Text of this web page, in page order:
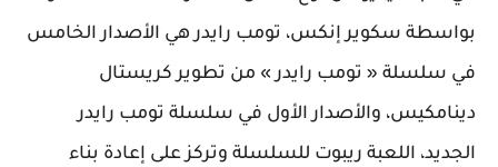
بواسطة سكوير إنكس، تومب رايدر هي الأصدار الخامس
في سلسلة « تومب رايدر » من تطوير كريستال
دينامكيس، والأصدار الأول في سلسلة تومب رايدر
الجديد، اللعبة ريبوت للسلسلة وتركز على إعادة بناء